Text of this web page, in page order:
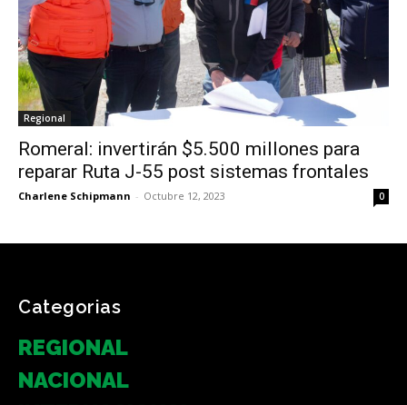
Regional
Romeral: invertirán $5.500 millones para
reparar Ruta J-55 post sistemas frontales
Charlene Schipmann - Octubre 12, 2023 0
Categorias
REGIONAL
NACIONAL